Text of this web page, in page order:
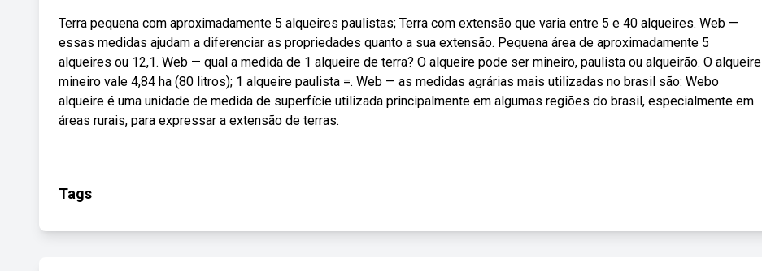
Terra pequena com aproximadamente 5 alqueires paulistas; Terra com extensão que varia entre 5 e 40 alqueires. Web —
essas medidas ajudam a diferenciar as propriedades quanto a sua extensão. Pequena área de aproximadamente 5
alqueires ou 12,1. Web — qual a medida de 1 alqueire de terra? O alqueire pode ser mineiro, paulista ou alqueirão. O alqueire
mineiro vale 4,84 ha (80 litros); 1 alqueire paulista =. Web — as medidas agrárias mais utilizadas no brasil são: Webo
alqueire é uma unidade de medida de superfície utilizada principalmente em algumas regiões do brasil, especialmente em
áreas rurais, para expressar a extensão de terras.
Tags